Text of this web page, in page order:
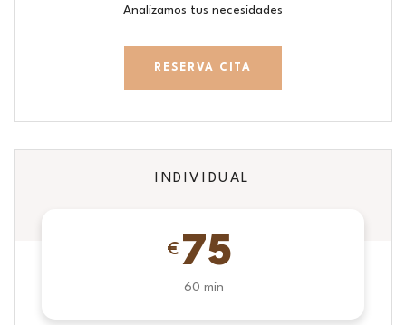
Analizamos tus necesidades
RESERVA CITA
INDIVIDUAL
€ 75
60 min